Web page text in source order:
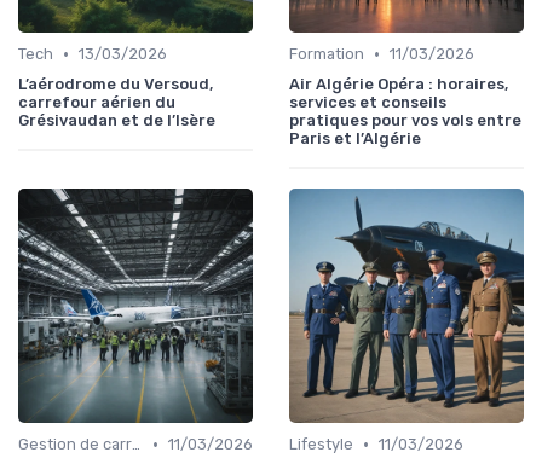
Tech • 13/03/2026
L’aérodrome du Versoud,
carrefour aérien du
Grésivaudan et de l’Isère
Formation • 11/03/2026
Air Algérie Opéra : horaires,
services et conseils
pratiques pour vos vols entre
Paris et l’Algérie
Gestion de carrière • 11/03/2026
Lifestyle • 11/03/2026